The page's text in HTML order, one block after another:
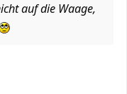
auf die Waage,